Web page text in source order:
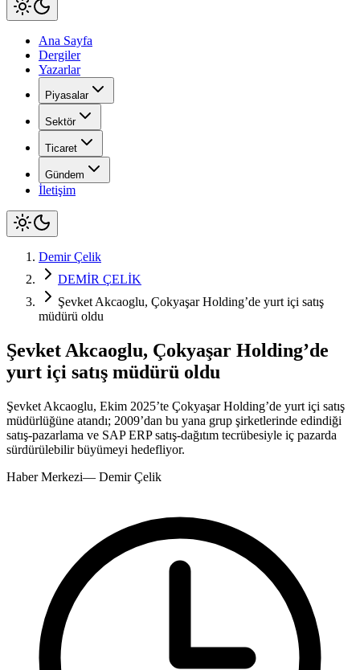
Ana Sayfa
Dergiler
Yazarlar
Piyasalar
Sektör
Ticaret
Gündem
İletişim
Demir Çelik
DEMİR ÇELİK
Şevket Akcaoglu, Çokyaşar Holding’de yurt içi satış
müdürü oldu
Şevket Akcaoglu, Çokyaşar Holding’de
yurt içi satış müdürü oldu
Şevket Akcaoglu, Ekim 2025’te Çokyaşar Holding’de yurt içi satış
müdürlüğüne atandı; 2009’dan bu yana grup şirketlerinde edindiği
satış-pazarlama ve SAP ERP satış-dağıtım tecrübesiyle iç pazarda
sürdürülebilir büyümeyi hedefliyor.
Haber Merkezi— Demir Çelik